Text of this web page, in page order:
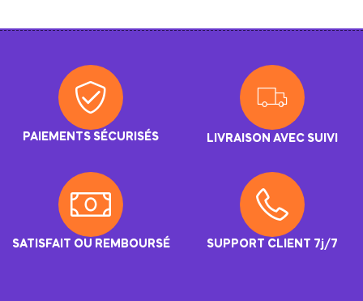
PAIEMENTS SÉCURISÉS LIVRAISON AVEC SUIVI
SATISFAIT OU REMBOURSÉ SUPPORT CLIENT 7j/7